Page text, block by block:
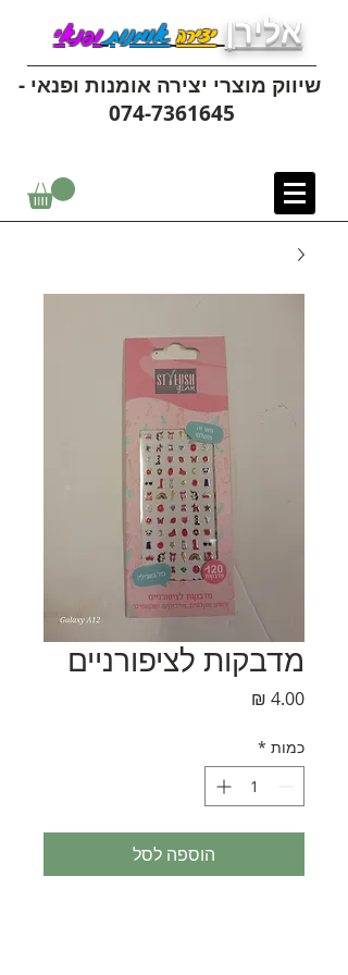
אלירן יצירהאומנותופנאי
שיווק מוצרי יצירה אומנות ופנאי -
074-7361645
מדבקות לציפורניים
כמות *
הוספה לסל